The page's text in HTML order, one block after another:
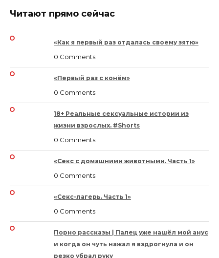
Читают прямо сейчас
«Как я первый раз отдалась своему зятю»
0 Comments
«Первый раз с конём»
0 Comments
18+ Реальные сексуальные истории из
жизни взрослых. #Shorts
0 Comments
«Секс с домашними животными. Часть 1»
0 Comments
«Секс-лагерь. Часть 1»
0 Comments
Порно рассказы | Палец уже нашёл мой анус
и когда он чуть нажал я вздрогнула и он
резко убрал руку